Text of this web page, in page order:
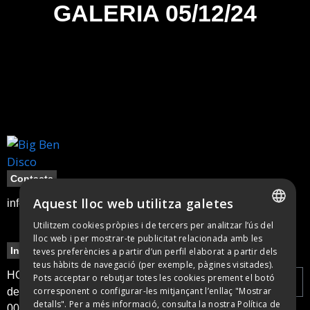
GALERIA 05/12/24
Contacte
info@bigbendisco.com
Informació
HORARI: obertura
de portes a les
Legal
Política de
cookies
Newsletter
SPANISH
CATALAN
Aquest lloc web utilitza galetes
Utilitzem cookies pròpies i de tercers per analitzar l’ús del
lloc web i per mostrar-te publicitat relacionada amb les
teves preferències a partir d’un perfil elaborat a partir dels
teus hàbits de navegació (per exemple, pàgines visitades).
Pots acceptar o rebutjar totes les cookies prement el botó
corresponent o configurar-les mitjançant l’enllaç "Mostrar
detalls". Per a més informació, consulta la nostra Política de